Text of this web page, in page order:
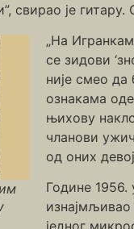
свирао је
„На
се зидови
није смео да
ознакама
њихову
чланови
од оних
Године 1956.
изнајмљивао